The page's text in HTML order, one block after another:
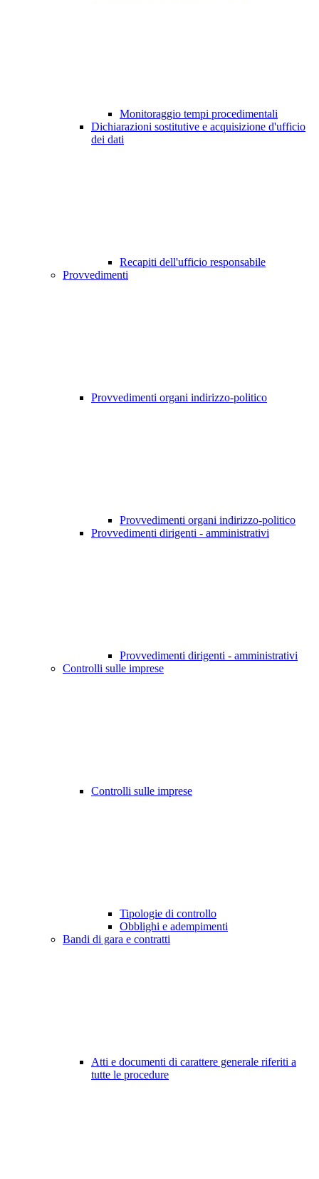
Monitoraggio tempi procedimentali
Dichiarazioni sostitutive e acquisizione d'ufficio
dei dati
Recapiti dell'ufficio responsabile
Provvedimenti
Provvedimenti organi indirizzo-politico
Provvedimenti organi indirizzo-politico
Provvedimenti dirigenti - amministrativi
Provvedimenti dirigenti - amministrativi
Controlli sulle imprese
Controlli sulle imprese
Tipologie di controllo
Obblighi e adempimenti
Bandi di gara e contratti
Atti e documenti di carattere generale riferiti a
tutte le procedure